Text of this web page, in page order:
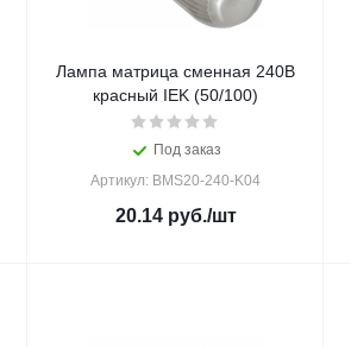
Лампа матрица сменная 240В
красный IEK (50/100)
Под заказ
Артикул: BMS20-240-K04
20.14руб./шт